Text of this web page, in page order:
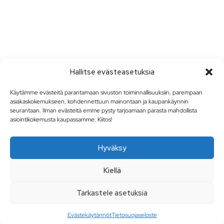
Hallitse evästeasetuksia
Käytämme evästeitä parantamaan sivuston toiminnallisuuksiin, parempaan
asiakaskokemukseen, kohdennettuun mainontaan ja kaupankäynnin
seurantaan. Ilman evästeitä emme pysty tarjoamaan parasta mahdollista
asiointikokemusta kaupassamme. Kiitos!
Hyväksy
Kiellä
Tarkastele asetuksia
EvästekäytännötTietosuojaseloste